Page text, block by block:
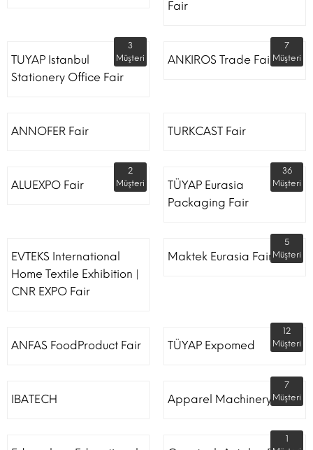
Fair
TUYAP Istanbul
Stationery Office Fair
3
Müşteri
ANKIROS Trade Fairs
7
Müşteri
ANNOFER Fair TURKCAST Fair
ALUEXPO Fair
2
Müşteri
TÜYAP Eurasia
Packaging Fair
36
Müşteri
EVTEKS International
Home Textile Exhibition |
CNR EXPO Fair
Maktek Eurasia Fair
5
Müşteri
ANFAS FoodProduct Fair TÜYAP Expomed
12
Müşteri
IBATECH Apparel Machinery Fair
7
Müşteri
1